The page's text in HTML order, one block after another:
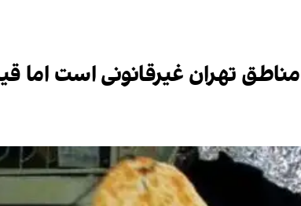
مناطق تهران غیرقانونی است